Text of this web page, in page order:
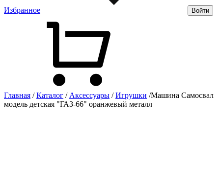
Избранное Войти
Главная / Каталог / Аксессуары / Игрушки /Машина Самосвал
модель детская "ГАЗ-66" оранжевый металл